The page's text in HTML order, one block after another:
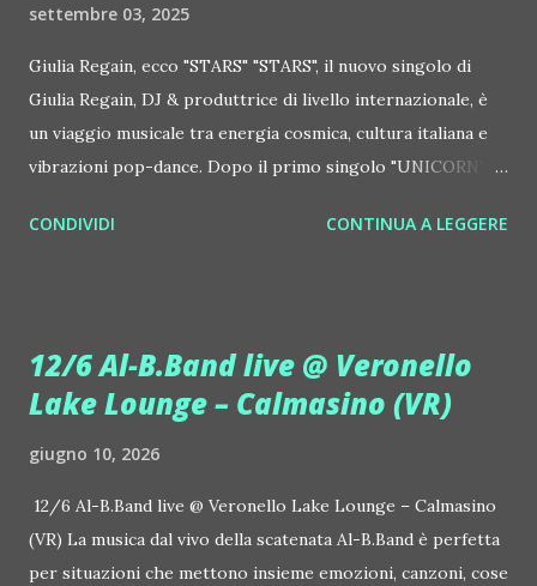
settembre 03, 2025
Giulia Regain, ecco "STARS" "STARS", il nuovo singolo di
Giulia Regain, DJ & produttrice di livello internazionale, è
un viaggio musicale tra energia cosmica, cultura italiana e
vibrazioni pop-dance. Dopo il primo singolo "UNICORN",
seconda release intitolata "STARS", interpretata dalla voce
tra Giulia Regain e Dhany, già insieme in precedenti
produzioni come "My Memories" (Universal) e "We Are
connessione universale: un invito a riscoprire la nostra
natura di starseed, figli delle stelle, capaci di portare luce,
creatività ed empatia nel mondo. Con "STARS" Giulia Regain
porta avanti la sua visione musicale che fonde dance
CONDIVIDI CONTINUA A LEGGERE
12/6 Al-B.Band live @ Veronello
Lake Lounge – Calmasino (VR)
giugno 10, 2026
12/6 Al-B.Band live @ Veronello Lake Lounge – Calmasino
(VR) La musica dal vivo della scatenata Al-B.Band è perfetta
per situazioni che mettono insieme emozioni, canzoni, cose